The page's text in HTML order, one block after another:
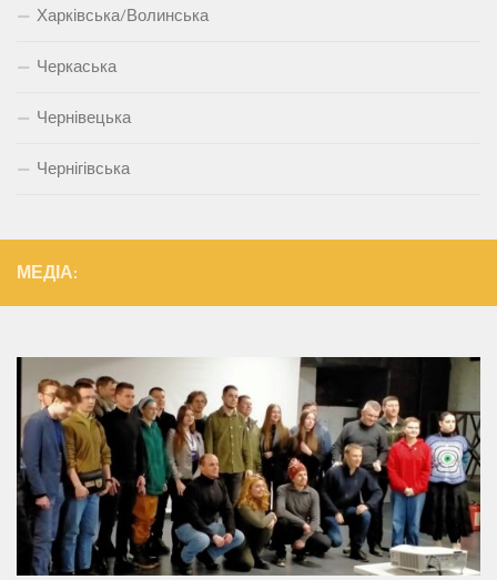
Харківська/Волинська
Черкаська
Чернівецька
Чернігівська
МЕДІА: